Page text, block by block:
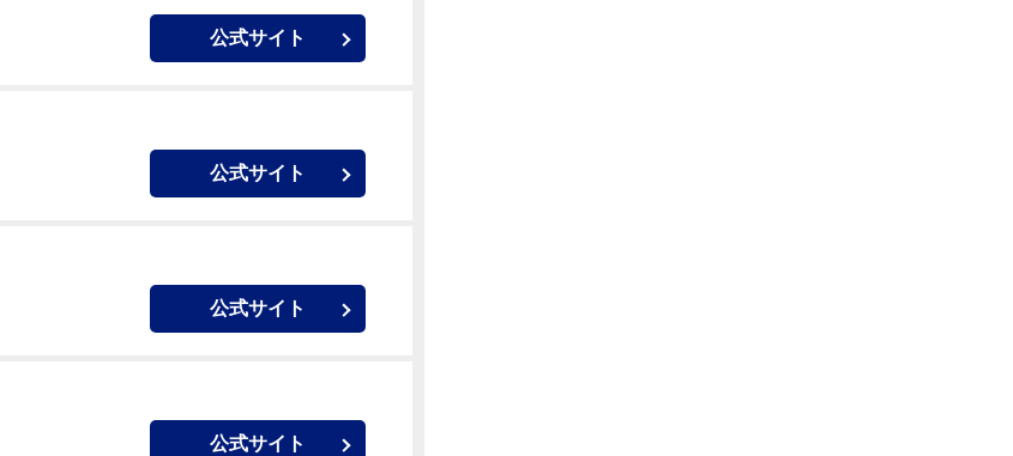
公式サイト
公式サイト
公式サイト
公式サイト